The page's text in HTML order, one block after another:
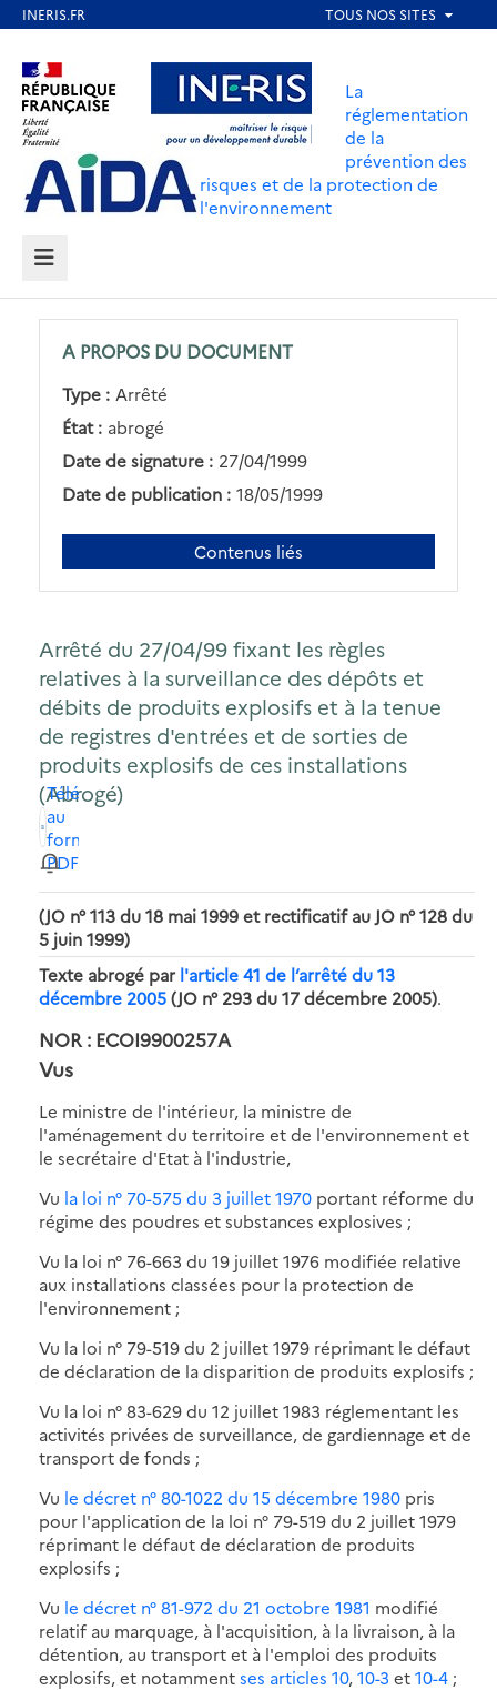
contenu
principal
Aller au contenu Aller au menu
Aller au pied de page
La
réglementation
de la
prévention des
risques et de la protection de
l'environnement
MENU
A PROPOS DU DOCUMENT
Type : Arrêté
État : abrogé
Date de signature : 27/04/1999
Date de publication : 18/05/1999
Contenus liés
Arrêté du 27/04/99 fixant les règles
relatives à la surveillance des dépôts et
débits de produits explosifs et à la tenue
de registres d'entrées et de sorties de
produits explosifs de ces installations
(Abrogé)
Télécharger
au
format
PDF
(JO n° 113 du 18 mai 1999 et rectificatif au JO n° 128 du
5 juin 1999)
Texte abrogé par l'article 41 de l’arrêté du 13
décembre 2005(JO n° 293 du 17 décembre 2005).
NOR : ECOI9900257A
Vus
Le ministre de l'intérieur, la ministre de
l'aménagement du territoire et de l'environnement et
le secrétaire d'Etat à l'industrie,
Vu la loi n° 70-575 du 3 juillet 1970 portant réforme du
régime des poudres et substances explosives ;
Vu la loi n° 76-663 du 19 juillet 1976 modifiée relative
aux installations classées pour la protection de
l'environnement ;
Vu la loi n° 79-519 du 2 juillet 1979 réprimant le défaut
de déclaration de la disparition de produits explosifs ;
Vu la loi n° 83-629 du 12 juillet 1983 réglementant les
activités privées de surveillance, de gardiennage et de
transport de fonds ;
Vu le décret n° 80-1022 du 15 décembre 1980 pris
pour l'application de la loi n° 79-519 du 2 juillet 1979
réprimant le défaut de déclaration de produits
explosifs ;
Vu le décret n° 81-972 du 21 octobre 1981 modifié
relatif au marquage, à l'acquisition, à la livraison, à la
détention, au transport et à l'emploi des produits
explosifs, et notammentses articles 10,10-3 et10-4 ;